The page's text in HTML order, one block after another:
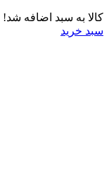
کالا به سبد اضافه شد!
سبد خرید